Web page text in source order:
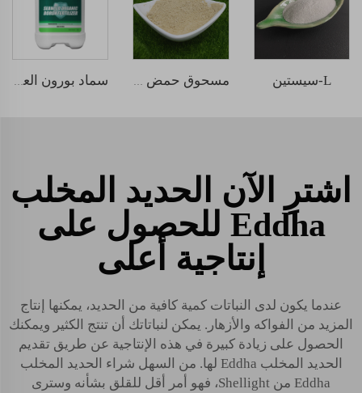
L-سيستين مسحوق حمض أميني سماد بورون العضوي السائل من الأعشاب البحرية
اشترِ الآن الحديد المخلب
Eddha للحصول على
إنتاجية أعلى
عندما يكون لدى النباتات كمية كافية من الحديد، يمكنها إنتاج
المزيد من الفواكه والأزهار. يمكن لنباتاتك أن تنتج الكثير ويمكنك
الحصول على زيادة كبيرة في هذه الإنتاجية عن طريق تقديم
الحديد المخلب Eddha لها. من السهل شراء الحديد المخلب
Eddha من Shellight، فهو أمر أقل للقلق بشأنه وسترى